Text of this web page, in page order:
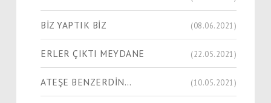
BİZ YAPTIK BİZ (08.06.2021)
ERLER ÇIKTI MEYDANE (22.05.2021)
ATEŞE BENZERDİN… (10.05.2021)